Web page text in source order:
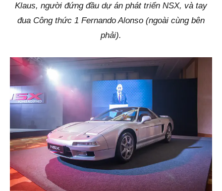
Klaus, người đứng đầu dự án phát triển NSX, và tay
đua Công thức 1 Fernando Alonso (ngoài cùng bên
phải).